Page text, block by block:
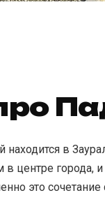
в
в центре города,
это сочетание